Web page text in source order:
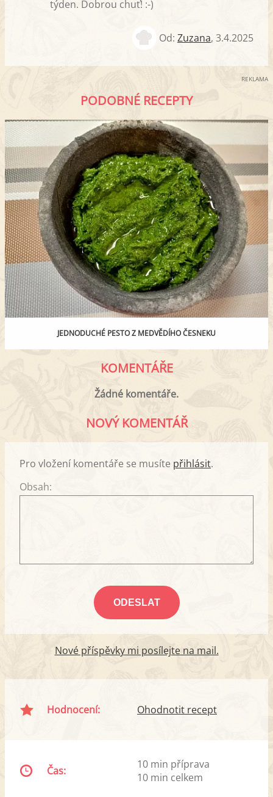
týden. Dobrou chuť! :-)
Od: Zuzana, 3.4.2025
REKLAMA
PODOBNÉ RECEPTY
JEDNODUCHÉ PESTO Z MEDVĚDÍHO ČESNEKU
KOMENTÁŘE
Žádné komentáře.
NOVÝ KOMENTÁŘ
Pro vložení komentáře se musíte přihlásit.
Obsah:
Nové příspěvky mi posílejte na mail.
Hodnocení: Ohodnotit recept
Čas:
10 min příprava
10 min celkem